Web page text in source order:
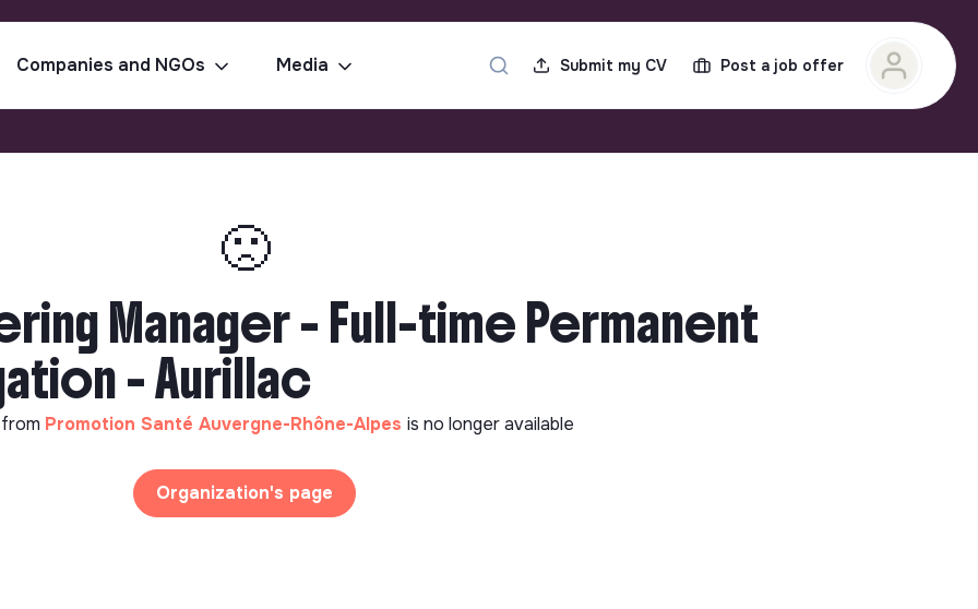
Companies and NGOs Media Submit my CV Post a job offer
🙁
Manager - Full-time Permanent
- Aurillac
Promotion Santé Auvergne-Rhône-Alpes is no longer available
Organization's page